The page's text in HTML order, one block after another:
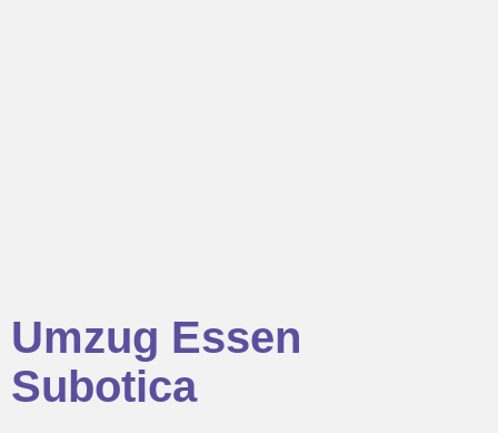
Umzug Essen
Subotica